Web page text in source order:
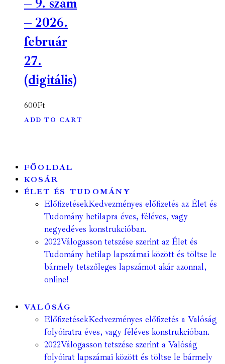
– 9. szám
– 2026.
február
27.
(digitális)
600Ft
ADD TO CART
FŐOLDAL
KOSÁR
ÉLET ÉS TUDOMÁNY
ElőfizetésekKedvezményes előfizetés az Élet és
Tudomány hetilapra éves, féléves, vagy
negyedéves konstrukcióban.
2022Válogasson tetszése szerint az Élet és
Tudomány hetilap lapszámai között és töltse le
bármely tetszőleges lapszámot akár azonnal,
online!
VALÓSÁG
ElőfizetésekKedvezményes előfizetés a Valóság
folyóiratra éves, vagy féléves konstrukcióban.
2022Válogasson tetszése szerint a Valóság
folyóirat lapszámai között és töltse le bármely